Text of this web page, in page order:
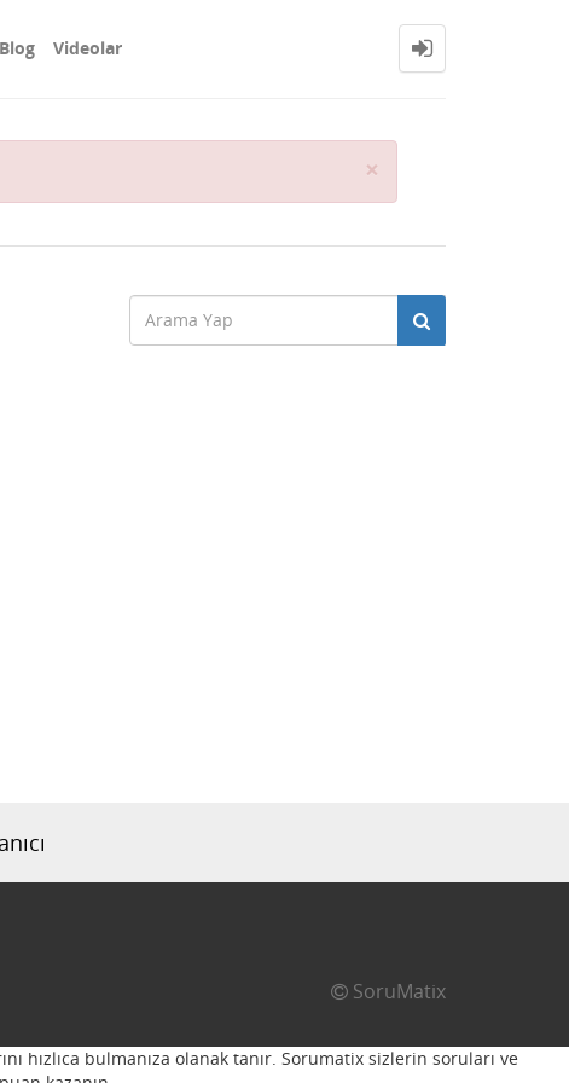
Blog Videolar
×
SoruMatix
hızlıca bulmanıza olanak tanır. Sorumatix sizlerin soruları ve